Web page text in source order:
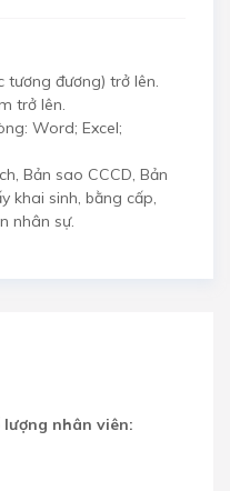
tương đương) trở lên.
trở lên.
Word; Excel;
Bản sao CCCD, Bản
khai sinh, bằng cấp,
nhân sự.
lượng nhân viên: